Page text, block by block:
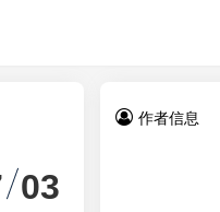
03
作者信息